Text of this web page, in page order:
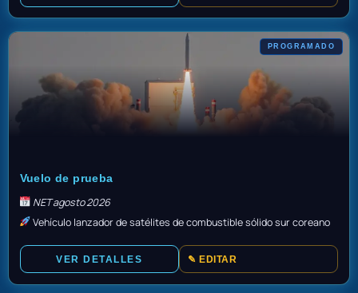
PROGRAMADO
Vuelo de prueba
NET agosto 2026
Vehículo lanzador de satélites de combustible sólido sur coreano
VER DETALLES ✎ EDITAR